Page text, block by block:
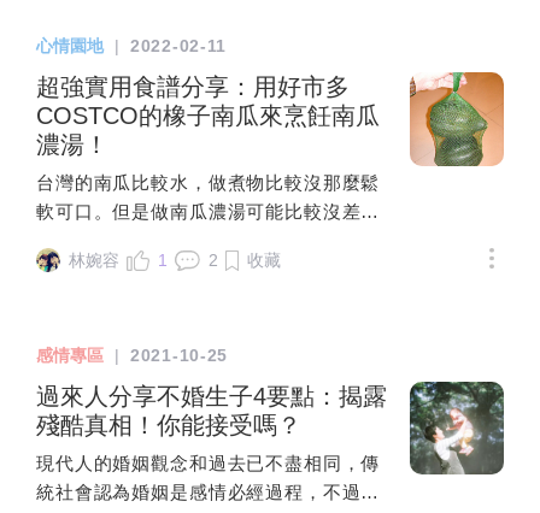
認知交往。J不是太主動的人，自述從以前到現在的每
數時間會把自己的生活自律的安排好，教書、下班後重
訓、游泳、跑步等，也因為生活習慣單純，不喜歡社
交，所以下班跟運動完後多待在家。而我在進入交往關
係前已單身一段時間，習慣安排好自有生活，加上沒預
料到會有交往對象的出現，所以平常日多也忙碌。在此
息、視訊聯繫。J是版上你各位評斷為*特立獨行跟*自有
己的步調過生活，彼此也相處良好。初次察覺J在交往
時有異狀，大概是發現他有另一個IG帳號開始，他得知
我發現帳號後果斷把我封鎖，為此我們做了多次來回的
溝通，到底是在「封鎖個屁R」，後續J解除封鎖、給出
一套合理說詞（過於瑣碎，就先不多說），此事件之於
我們兩個在最後的共識即是「專心營造在此關係的信任
因為所有我算的 1.對方對我的想法 2.聯繫後的結果 3.
未來三個月的發展我用不同方式問 每一間答案幾乎大同
小異！ 1.對方有在思考，身邊目前沒有別人 2.被動狀態
需要我主動聯繫 3.聯繫後可以慢慢有進展的機會 就在今
天我按照自己的心聯繫對方 出現在他面前 得知了他已
經有對象了 所有我算的結果每一間全部翻盤！ 也許是
我潛意識太強烈？也或許塔羅就是要讓我徹底死心 不過
這樣也好 以後不會想再依賴塔羅 不是塔羅不好 在你需
要指引的時候可能會有幫助 不過我想最先該做的應該是
心情園地 | 2022-02-11
超強實用食譜分享：用好市多
COSTCO的橡子南瓜來烹飪南瓜
濃湯！
台灣的南瓜比較水，做煮物比較沒那麼鬆
軟可口。但是做南瓜濃湯可能比較沒差。
COSTCO時，發現有美國進口的「橡子南
串回家試看看(2顆總共126塊錢)。結果一
切開顏色好像黃色的地瓜，讓我有些失
望，雖然橫剖面還挺可愛，像一朵小花。
把籽挖掉，整個丟到電鍋裡面去蒸熟，結
果出來還真像是地瓜，口味也是!整個很濕
潤，又只能把它拿來做濃湯了做濃湯的方
林婉容 1 2 收藏
感情專區 | 2021-10-25
過來人分享不婚生子4要點：揭露
殘酷真相！你能接受嗎？
現代人的婚姻觀念和過去已不盡相同，傳
統社會認為婚姻是感情必經過程，不過現